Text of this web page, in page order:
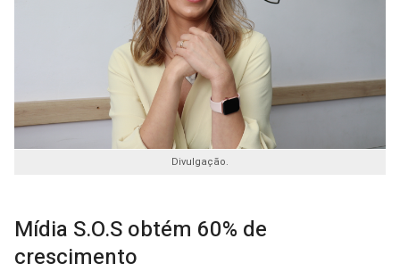
Divulgação.
Mídia S.O.S obtém 60% de
crescimento